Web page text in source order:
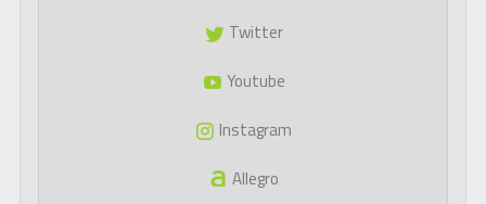
Twitter
Youtube
Instagram
Allegro